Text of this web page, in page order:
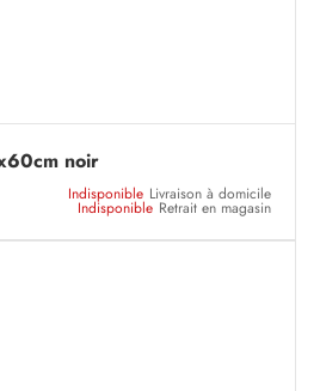
noir
Indisponible Livraison à domicile
Indisponible Retrait en magasin